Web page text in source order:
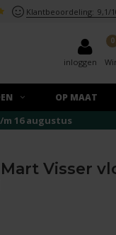
Klantbeoordeling: 9,1/
inloggen
0
OP MAAT
16 augustus
Visser